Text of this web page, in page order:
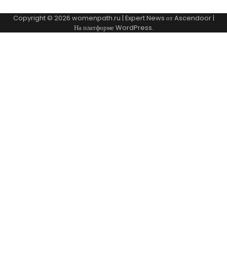
Copyright © 2026 womenpath.ru | Expert News отAscendoor|
На платформеWordPress.